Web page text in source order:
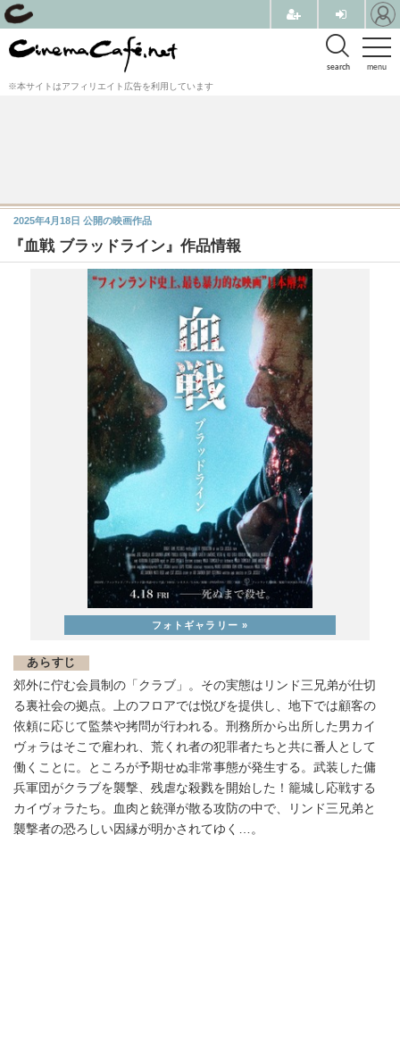
menu
search
※本サイトはアフィリエイト広告を利用しています
『血戦 ブラッドライン』作品情報
2025年4月18日 公開の映画作品
あらすじ
郊外に佇む会員制の「クラブ」。その実態はリンド三兄弟が仕切
る裏社会の拠点。上のフロアでは悦びを提供し、地下では顧客の
依頼に応じて監禁や拷問が行われる。刑務所から出所した男カイ
ヴォラはそこで雇われ、荒くれ者の犯罪者たちと共に番人として
働くことに。ところが予期せぬ非常事態が発生する。武装した傭
兵軍団がクラブを襲撃、残虐な殺戮を開始した！籠城し応戦する
カイヴォラたち。血肉と銃弾が散る攻防の中で、リンド三兄弟と
襲撃者の恐ろしい因縁が明かされてゆく…。